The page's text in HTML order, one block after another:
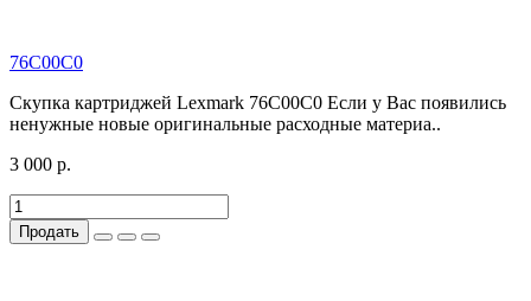
76C00C0
Скупка картриджей Lexmark 76C00C0 Если у Вас появились
ненужные новые оригинальные расходные материа..
3 000 р.
Продать